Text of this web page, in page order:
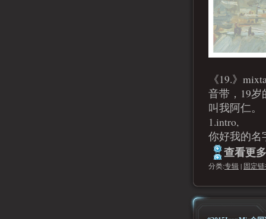
《19.》
音带，19
叫我阿仁。
1.intro,
你好我的名
查看更
分类:专辑| 固定